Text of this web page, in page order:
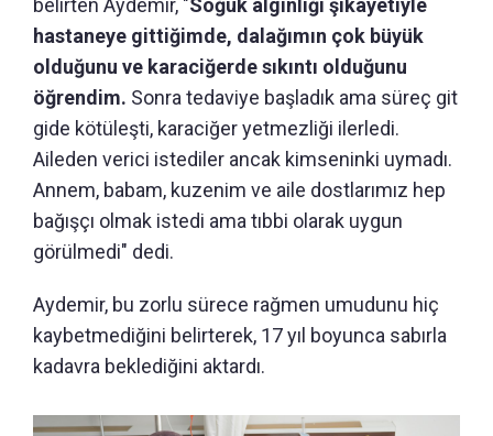
belirten Aydemir, "Soğuk algınlığı şikayetiyle
hastaneye gittiğimde, dalağımın çok büyük
olduğunu ve karaciğerde sıkıntı olduğunu
öğrendim. Sonra tedaviye başladık ama süreç git
gide kötüleşti, karaciğer yetmezliği ilerledi.
Aileden verici istediler ancak kimseninki uymadı.
Annem, babam, kuzenim ve aile dostlarımız hep
bağışçı olmak istedi ama tıbbi olarak uygun
görülmedi" dedi.
Aydemir, bu zorlu sürece rağmen umudunu hiç
kaybetmediğini belirterek, 17 yıl boyunca sabırla
kadavra beklediğini aktardı.